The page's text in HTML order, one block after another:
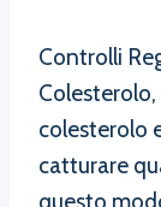
Controlli
colesterolo
catturare